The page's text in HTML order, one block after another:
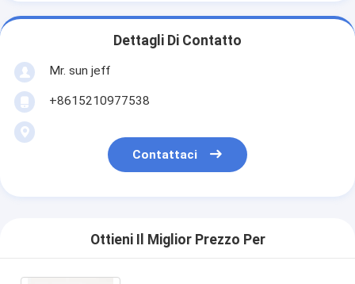
Dettagli Di Contatto
Mr. sun jeff
+8615210977538
Contattaci
Ottieni Il Miglior Prezzo Per